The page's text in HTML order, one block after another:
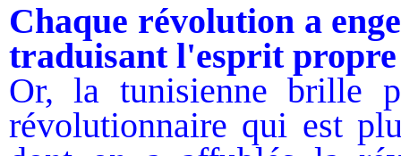
Chaque révolution a
traduisant l'esprit propre
Or, la tunisienne brille
révolutionnaire qui est